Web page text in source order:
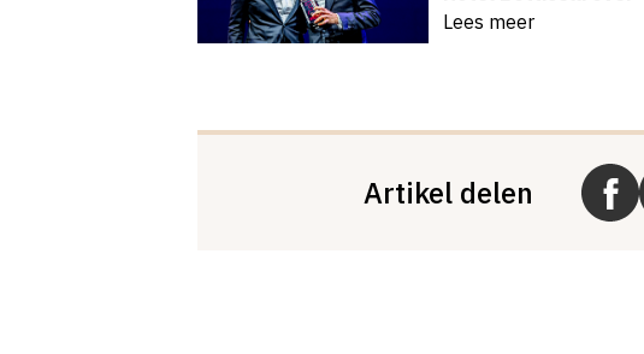
Lees meer
Artikel delen